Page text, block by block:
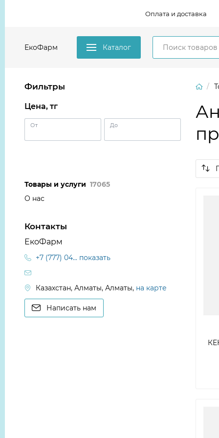
Оплата и доставка
ЕкоФарм Каталог
Фильтры
Цена, тг
От До
Товары и услуги 17065
О нас
Контакты
ЕкоФарм
+7 (777) 04... показать
Казахстан, Алматы, Алматы, на карте
Написать нам